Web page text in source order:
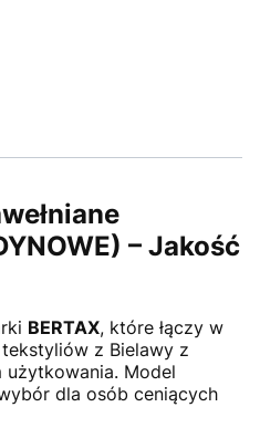
– Jakość
BERTAX, które łączy w
z Bielawy z
Model
dla osób ceniących